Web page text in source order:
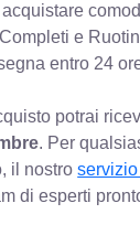
e
entro 24
potrai
. Per
il nostro
di esperti